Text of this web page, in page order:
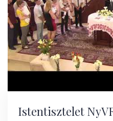
Istentisztelet